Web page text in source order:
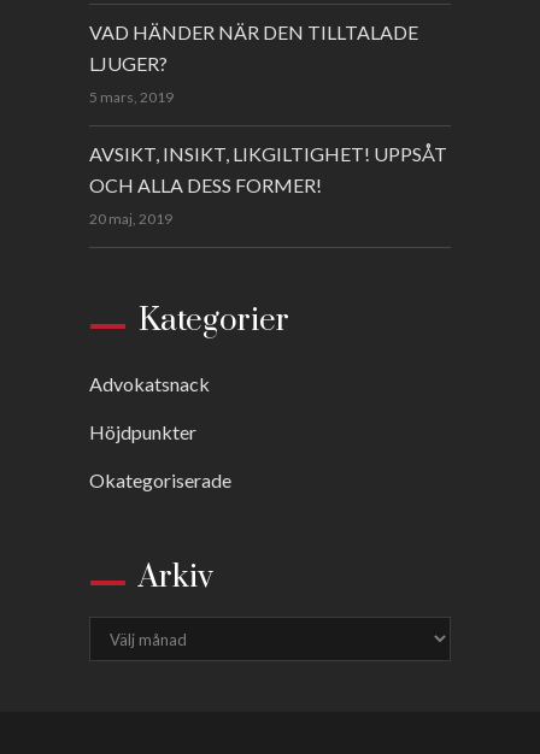
VAD HÄNDER NÄR DEN TILLTALADE
LJUGER?
5 mars, 2019
AVSIKT, INSIKT, LIKGILTIGHET! UPPSÅT
OCH ALLA DESS FORMER!
20 maj, 2019
Kategorier
Advokatsnack
Höjdpunkter
Okategoriserade
Arkiv